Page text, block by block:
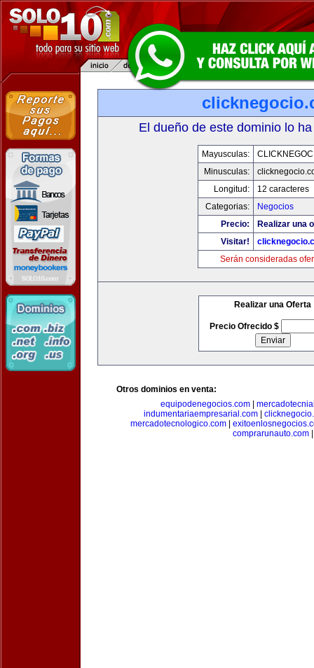
El dueño de este dominio lo
Mayusculas:
Minusculas:
Longitud:
12 caracteres
Categorias:
Negocios
Precio:
Realizar una
Visitar!
Serán consideradas
Realizar una Oferta
Precio Ofrecido $
Otros dominios en venta:
equipodenegocios.com|
indumentariaempresarial.com
mercadotecnologico.com
comprarunauto.com|